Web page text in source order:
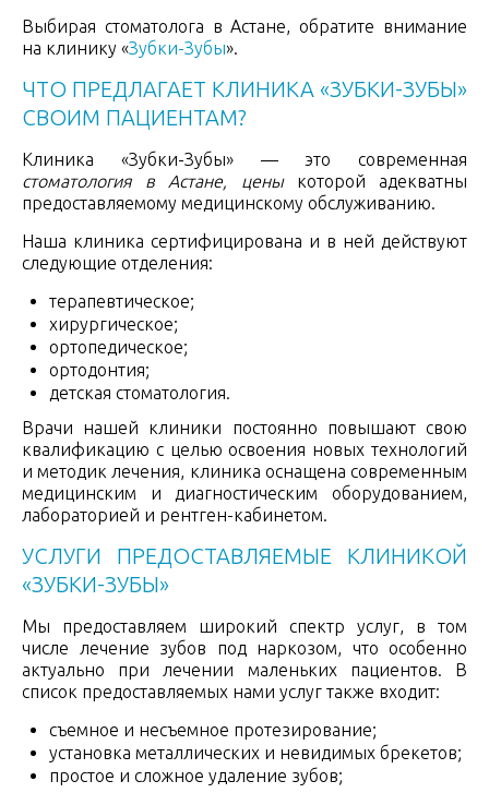
Выбирая стоматолога в Астане, обратите внимание
на клинику «Зубки-Зубы».
ЧТО ПРЕДЛАГАЕТ КЛИНИКА «ЗУБКИ-ЗУБЫ»
СВОИМ ПАЦИЕНТАМ?
Клиника «Зубки-Зубы» — это современная
стоматология в Астане, ценыкоторой адекватны
предоставляемому медицинскому обслуживанию.
Наша клиника сертифицирована и в ней действуют
следующие отделения:
терапевтическое;
хирургическое;
ортопедическое;
ортодонтия;
детская стоматология.
Врачи нашей клиники постоянно повышают свою
квалификацию с целью освоения новых технологий
и методик лечения, клиника оснащена современным
медицинским и диагностическим оборудованием,
лабораторией и рентген-кабинетом.
УСЛУГИ ПРЕДОСТАВЛЯЕМЫЕ КЛИНИКОЙ
«ЗУБКИ-ЗУБЫ»
Мы предоставляем широкий спектр услуг, в том
числе лечение зубов под наркозом, что особенно
актуально при лечении маленьких пациентов. В
список предоставляемых нами услуг также входит:
съемное и несъемное протезирование;
установка металлических и невидимых брекетов;
простое и сложное удаление зубов;